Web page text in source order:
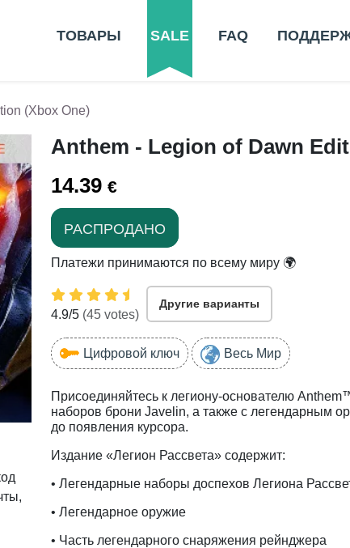
ТОВАРЫ SALE FAQ
(Xbox One)
Anthem - Legion of Dawn
14.39 €
РАСПРОДАНО
Платежи принимаются по всему миру 🌍
4.9/5 (45 votes)
Другие варианты
Цифровой ключ Весь Мир
Присоединяйтесь к легиону-основателю
наборов брони Javelin, а также с легендарным
до появления курсора.
Издание «Легион Рассвета» содержит:
• Легендарные наборы доспехов Легиона
• Легендарное оружие
• Часть легендарного снаряжения рейнджера